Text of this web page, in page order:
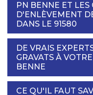
PN BENNE ET
D'ENLÈVEMENT
DANS LE 91580
DE VRAIS
GRAVATS À
BENNE
CE QU'IL FAUT